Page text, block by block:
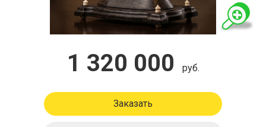
1 320 000 руб.
Заказать